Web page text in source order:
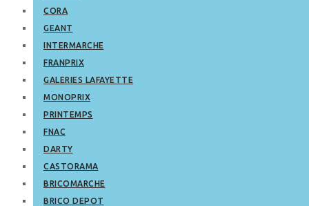
CORA
GEANT
INTERMARCHE
FRANPRIX
GALERIES LAFAYETTE
MONOPRIX
PRINTEMPS
FNAC
DARTY
CASTORAMA
BRICOMARCHE
BRICO DEPOT